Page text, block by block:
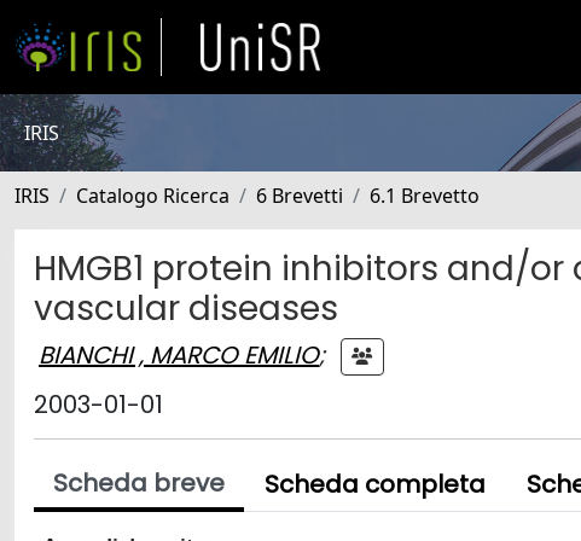
IRIS
IRIS Catalogo Ricerca 6 Brevetti 6.1 Brevetto
HMGB1 protein inhibitors and/
vascular diseases
BIANCHI , MARCO EMILIO;
2003-01-01
Scheda breve Scheda completa